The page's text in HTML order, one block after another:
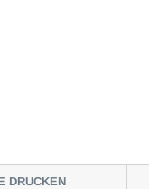
DRUCKEN